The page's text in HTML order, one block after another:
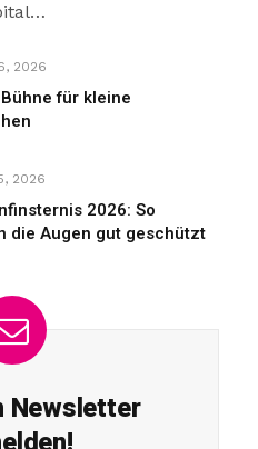
2026
für kleine
2026
2026: So
die Augen gut geschützt
Newsletter